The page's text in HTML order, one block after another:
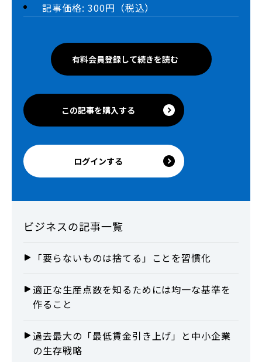
記事価格: 300円（税込）
有料会員登録して続きを読む
この記事を購入する
ログインする
ビジネスの記事一覧
「要らないものは捨てる」ことを習慣化
適正な生産点数を知るためには均一な基準を
作ること
過去最大の「最低賃金引き上げ」と中小企業
の生存戦略